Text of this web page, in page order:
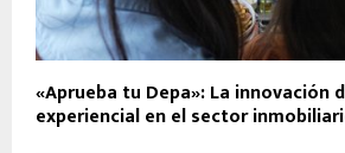
«Aprueba tu Depa»: La innovación
experiencial en el sector